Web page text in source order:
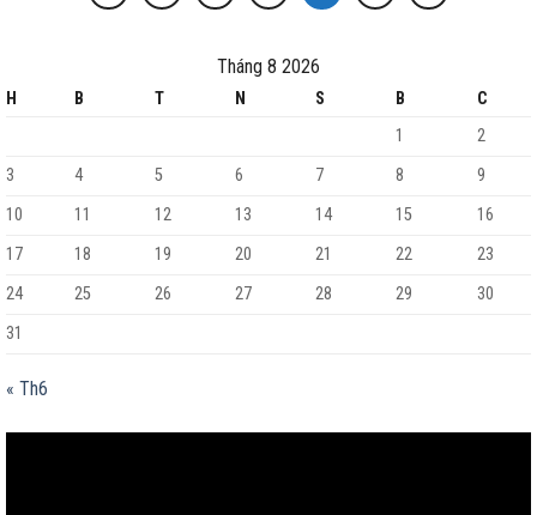
Tháng 8 2026
H B T N S B
C
1
2
3
4 5 6 7 8
9
10
11 12 13 14 15
16
17
18 19 20 21 22
23
24
25 26 27 28 29
30
31
« Th6